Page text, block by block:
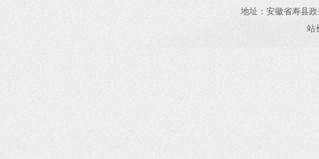
地址： 安徽省寿县
站